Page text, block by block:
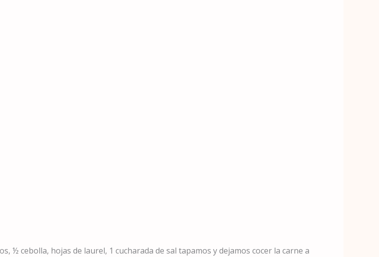
½ cebolla, hojas de laurel, 1 cucharada de sal tapamos y dejamos cocer la carne a